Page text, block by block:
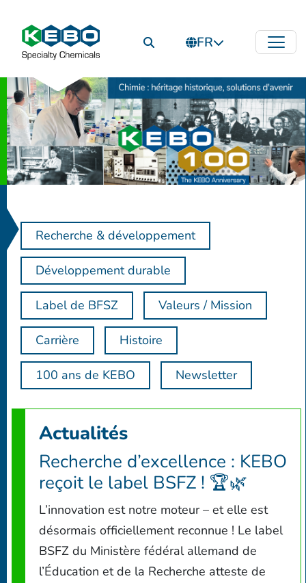
FR
Recherche & développement
Développement durable
Label de BFSZ Valeurs / Mission
Carrière Histoire
100 ans de KEBO Newsletter
Actualités
Recherche d’excellence : KEBO
reçoit le label BSFZ ! 🏆🌿
L’innovation est notre moteur – et elle est
désormais officiellement reconnue ! Le label
BSFZ du Ministère fédéral allemand de
l’Éducation et de la Recherche atteste de